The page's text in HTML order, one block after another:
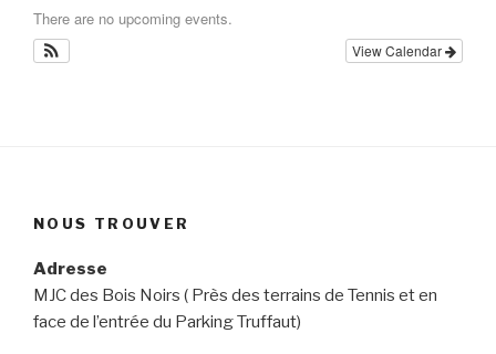
There are no upcoming events.
View Calendar
NOUS TROUVER
Adresse
MJC des Bois Noirs ( Près des terrains de Tennis et en
face de l’entrée du Parking Truffaut)